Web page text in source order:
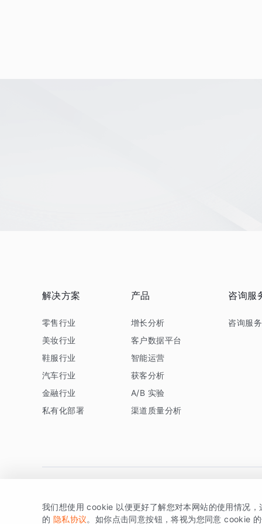
解决方案
零售行业
美妆行业
鞋服行业
汽车行业
金融行业
私有化部署
产品
增长分析
客户数据平台
智能运营
获客分析
A/B 实验
渠道质量分析
咨询服
咨询服务
版权所有 © 北京易数科技有限公司SDK相关说明 京ICP备
我们想使用 cookie 以便更好了解您对本网站的使用情况
的 隐私协议。如你点击同意按钮，将视为您同意 cookie 的